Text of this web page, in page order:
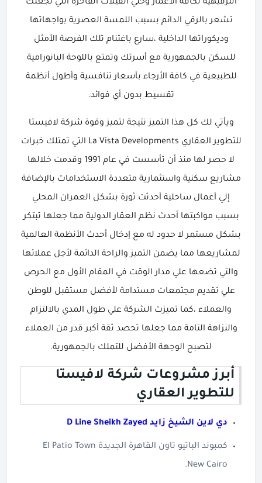
الترفيهية لكافة الأعمار وحتي الفيلات الفاخرة التي تجعلك
تشعر بالرقي الدائم بسبب اللمسة العصرية بواجهاتها
وديكوراتها الداخلية ،سارع باغتنام تلك الفرصة الأمثل
للسكن بالجمهورية مع أسرتك وتمتع باللوحة البانورامية
للطبيعية في كافة الأرجاء بأسعار تنافسية وأطول أنظمة
تقسيط بدون أي فوائد.
ويأتي لك كل هذا التميز نتيجة لتميز وقوة شركة لافيستا
للتطوير العقاري La Vista Developments التي تمتلك خبرات
لا حصر لها منذ أن تأسست في عام 1991 وقدمت خلالها
مشاريع سكنية واستثمارية متعددة الاستخدامات بالإضافة
إلي أعمال ساحلية أحدثت ثورة بشكل العمران المحلي
بسبب مواكبتها أحدث نظم العقار الدولية مما جعلها تبتكر
بشكل مستمر لا حدود له مع إدخال أحدث الأنظمة العالمية
لمشاريعها مما يضمن التميز والراحة الدائمة لأجل عملائها
والتي تضعها علي مدار الوقت في المقام الأول مع الحرص
علي تقديم مجتمعات مستدامة لأفضل مستقبل للوطن
والعملاء ،كما تميزت الشركة علي طول المدي بالالتزام
والنزاهة التامة مما جعلها تحصد ثقة أكبر قدر من العملاء
لتصبح الوجهة الأفضل للتملك بالجمهورية.
أبرز مشروعات شركة لافيستا
للتطوير العقاري
دي لاين الشيخ زايد D Line Sheikh Zayed
كمبوند الباتيو تاون القاهرة الجديدة El Patio Town
New Cairo.